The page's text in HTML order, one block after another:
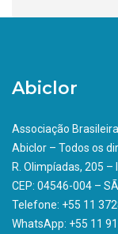
Abiclor
Associação
Abiclor – Todos os
R. Olimpíadas, 205 –
CEP: 04546-004 –
Telefone: +55 11
WhatsApp: +55 11